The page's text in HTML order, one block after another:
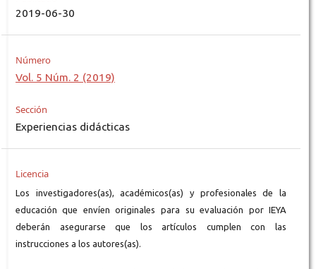
2019-06-30
Número
Vol. 5 Núm. 2 (2019)
Sección
Experiencias didácticas
Licencia
Los investigadores(as), académicos(as) y profesionales de la
educación que envíen originales para su evaluación por IEYA
deberán asegurarse que los artículos cumplen con las
instrucciones a los autores(as).